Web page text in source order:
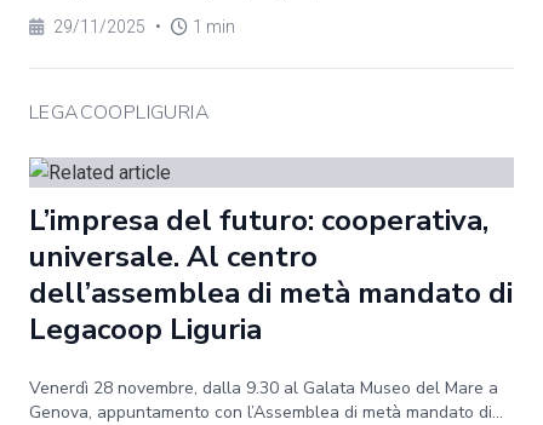
29/11/2025 • 1 min
LEGACOOPLIGURIA
L’impresa del futuro: cooperativa,
universale. Al centro
dell’assemblea di metà mandato di
Legacoop Liguria
Venerdì 28 novembre, dalla 9.30 al Galata Museo del Mare a
Genova, appuntamento con l’Assemblea di metà mandato di...